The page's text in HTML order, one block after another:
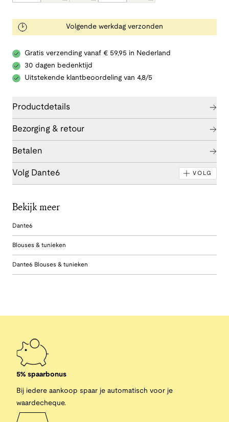
Volgende werkdag verzonden
Gratis verzending vanaf € 59,95 in Nederland
30 dagen bedenktijd
Uitstekende klantbeoordeling van 4,8/5
Productdetails
Bezorging & retour
Betalen
Volg Dante6 VOLG
Bekijk meer
Dante6
Blouses & tunieken
Dante6 Blouses & tunieken
5% spaarbonus
Bij iedere aankoop spaar je automatisch voor je
waardecheque.